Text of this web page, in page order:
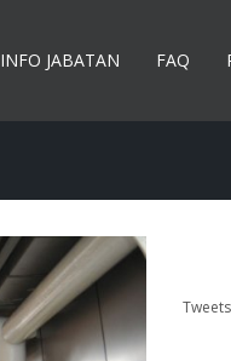
INFO JABATAN FAQ